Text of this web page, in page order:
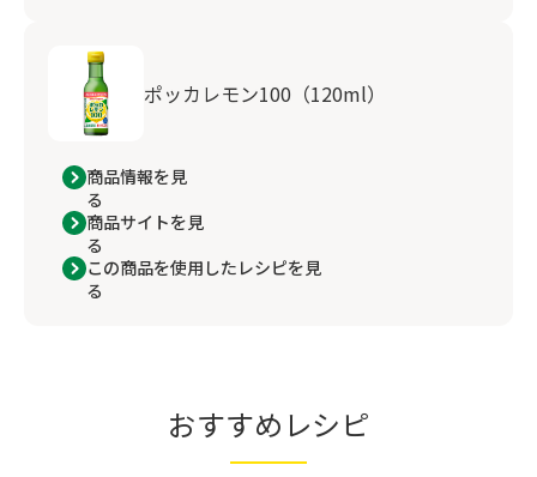
ポッカレモン100（120ml）
商品情報を見
る
商品サイトを見
る
この商品を使用したレシピを見
る
おすすめレシピ